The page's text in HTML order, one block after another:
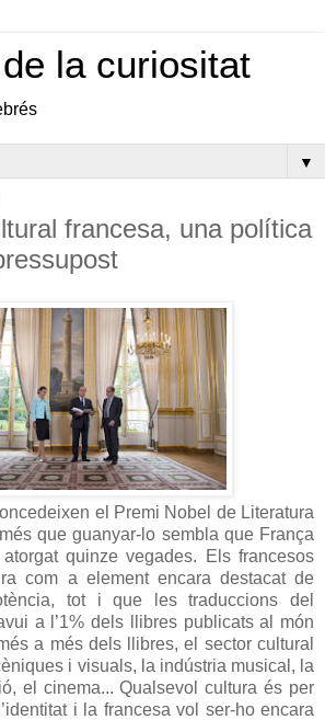
la curiositat
▼
francesa, una política
el Premi Nobel de Literatura
que guanyar-lo sembla que França
quinze vegades. Els francesos
com a element encara destacat de
tot i que les traduccions del
a l’1% dels llibres publicats al món
a més dels llibres, el sector cultural
i visuals, la indústria musical, la
el cinema... Qualsevol cultura és per
i la francesa vol ser-ho encara